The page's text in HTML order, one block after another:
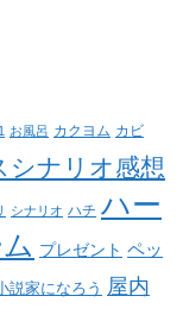
お風呂 カクヨム カビ
シナリオ感想
シナリオ ハチ ハー
プレゼント ペッ
説家になろう 屋内